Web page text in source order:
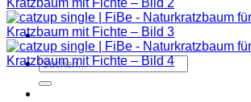
Suchen
nach: